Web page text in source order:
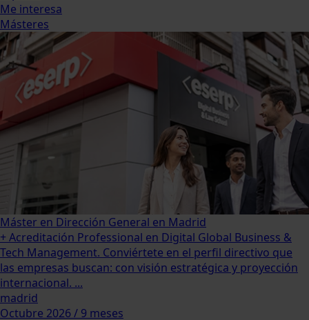
Me interesa
Másteres
Máster en Dirección General en Madrid
+ Acreditación Professional en Digital Global Business &
Tech Management. Conviértete en el perfil directivo que
las empresas buscan: con visión estratégica y proyección
internacional. ...
madrid
Octubre 2026 / 9 meses